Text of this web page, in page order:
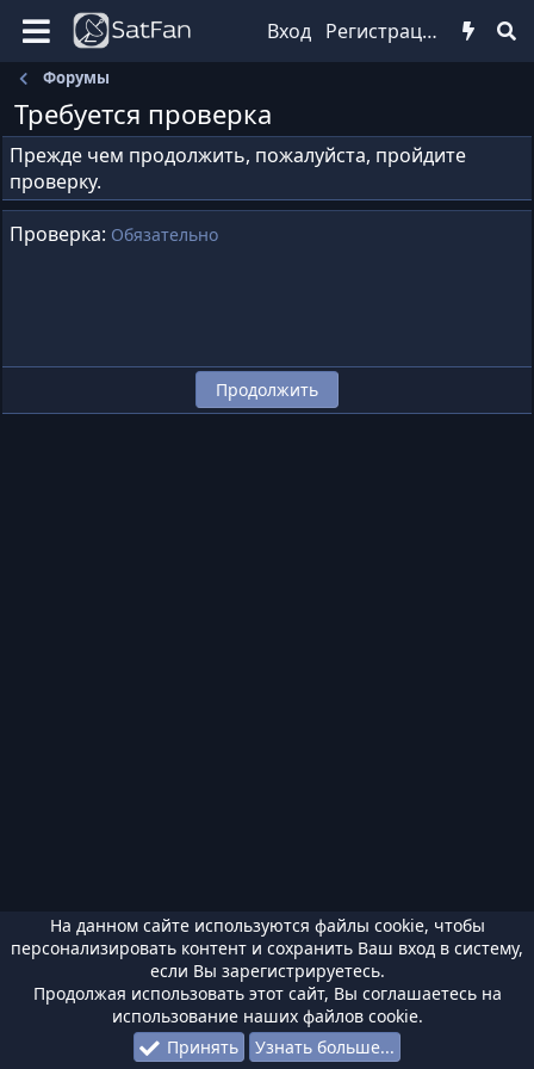
Вход Регистрация
Форумы
Требуется проверка
Прежде чем продолжить, пожалуйста, пройдите
проверку.
Проверка Обязательно
Продолжить
На данном сайте используются файлы cookie, чтобы
персонализировать контент и сохранить Ваш вход в систему,
если Вы зарегистрируетесь.
Продолжая использовать этот сайт, Вы соглашаетесь на
использование наших файлов cookie.
Принять
Узнать больше...